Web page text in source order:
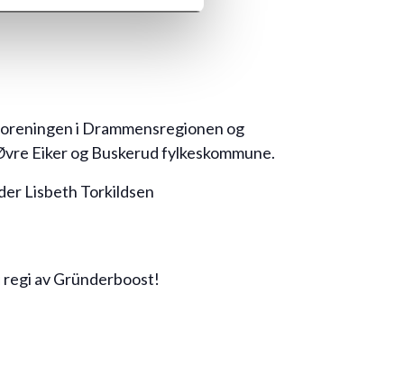
i Drammensregionen og
Eiker og Buskerud fylkeskommune.
Lisbeth Torkildsen
regi av Gründerboost!